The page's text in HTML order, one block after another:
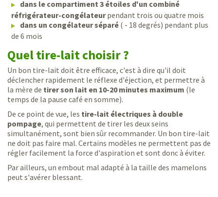
dans le compartiment 3 étoiles d'un combiné
réfrigérateur-congélateurpendant trois ou quatre mois
dans un congélateur séparé ( - 18 degrés) pendant plus
de 6 mois
Quel tire-lait choisir ?
Un bon tire-lait doit être efficace, c'est à dire qu'il doit
déclencher rapidement le réflexe d'éjection, et permettre à
la mère de tirer son lait en 10-20 minutes maximum (le
temps de la pause café en somme).
De ce point de vue, les tire-lait électriques à double
pompage, qui permettent de tirer les deux seins
simultanément, sont bien sûr recommander. Un bon tire-lait
ne doit pas faire mal. Certains modèles ne permettent pas de
régler facilement la force d'aspiration et sont donc à éviter.
Par ailleurs, un embout mal adapté à la taille des mamelons
peut s'avérer blessant.